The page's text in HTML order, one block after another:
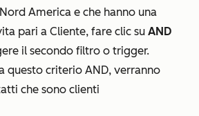
America e che hanno una
pari a Cliente, fare clic su AND
il secondo filtro o trigger.
questo criterio AND, verranno
che sono clienti